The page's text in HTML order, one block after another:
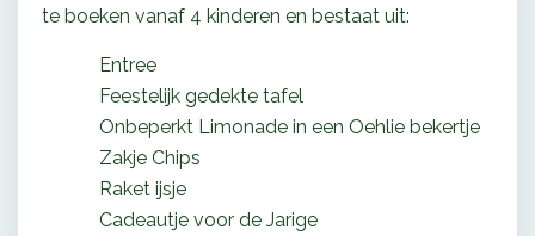
te boeken vanaf 4 kinderen en bestaat uit:
Entree
Feestelijk gedekte tafel
Onbeperkt Limonade in een Oehlie bekertje
Zakje Chips
Raket ijsje
Cadeautje voor de Jarige